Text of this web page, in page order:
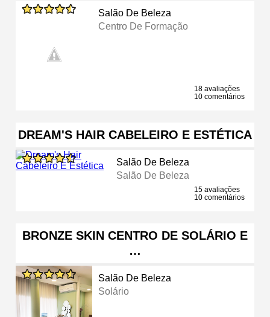
Salão De Beleza
Centro De Formação
18 avaliações
10 comentários
DREAM'S HAIR CABELEIRO E ESTÉTICA
Salão De Beleza
Salão De Beleza
15 avaliações
10 comentários
BRONZE SKIN CENTRO DE SOLÁRIO E
…
Salão De Beleza
Solário